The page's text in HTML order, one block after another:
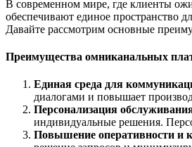
В современном мире, где клиенты
обеспечивают единое пространство
Давайте рассмотрим основные
Преимущества омниканальных
Единая среда для
диалогами и повышает
Персонализация
индивидуальные решения.
Повышение оперативности и